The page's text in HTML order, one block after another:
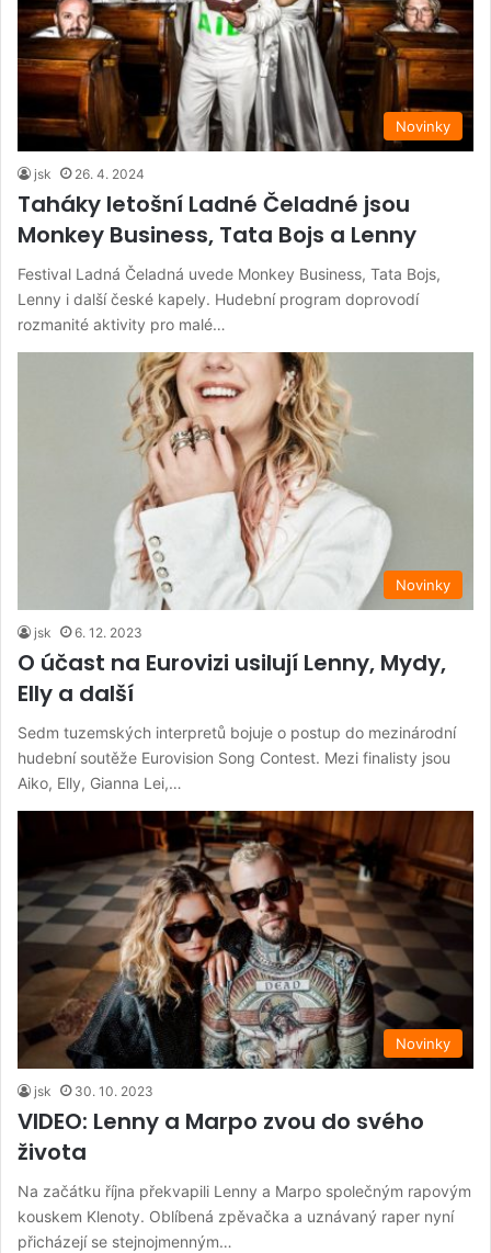
Novinky
jsk 26. 4. 2024
Taháky letošní Ladné Čeladné jsou
Monkey Business, Tata Bojs a Lenny
Festival Ladná Čeladná uvede Monkey Business, Tata Bojs,
Lenny i další české kapely. Hudební program doprovodí
rozmanité aktivity pro malé…
Novinky
jsk 6. 12. 2023
O účast na Eurovizi usilují Lenny, Mydy,
Elly a další
Sedm tuzemských interpretů bojuje o postup do mezinárodní
hudební soutěže Eurovision Song Contest. Mezi finalisty jsou
Aiko, Elly, Gianna Lei,…
Novinky
jsk 30. 10. 2023
VIDEO: Lenny a Marpo zvou do svého
života
Na začátku října překvapili Lenny a Marpo společným rapovým
kouskem Klenoty. Oblíbená zpěvačka a uznávaný raper nyní
přicházejí se stejnojmenným…